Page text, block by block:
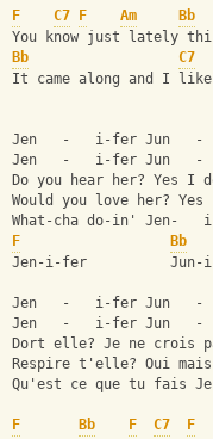
F
C7 F Am
Bb
You know just lately
Bb
C7
It came along and I
Jen   -   i-fer Jun   -
Jen   -   i-fer Jun   -
Do you hear her? Yes I
Would you love her?
What-cha do-in' Jen-
F
Bb
Jen-i-fer          Jun-
Jen   -   i-fer Jun   -
Jen   -   i-fer Jun   -
Dort elle? Je ne crois
Respire t'elle? Oui
Qu'est ce que tu fais
F Bb F C7 F